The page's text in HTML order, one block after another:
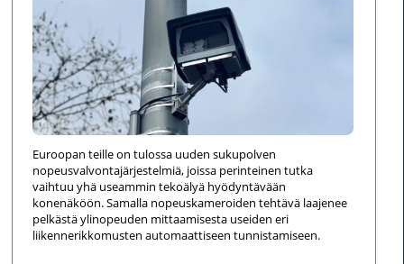
Euroopan teille on tulossa uuden sukupolven
nopeusvalvontajärjestelmiä, joissa perinteinen tutka
vaihtuu yhä useammin tekoälyä hyödyntävään
konenäköön. Samalla nopeuskameroiden tehtävä laajenee
pelkästä ylinopeuden mittaamisesta useiden eri
liikennerikkomusten automaattiseen tunnistamiseen.